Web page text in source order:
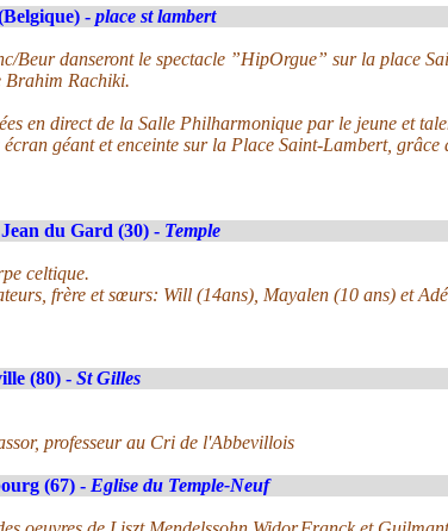
- place st lambert
Beur danseront le spectacle ”HipOrgue” sur la place
Brahim Rachiki.
en direct de la Salle Philharmonique par le jeune et
géant et enceinte sur la Place Saint-Lambert,
du Gard (30) - Temple
celtique.
frère et sœurs: Will (14ans), Mayalen (10 ans) et
(80) - St Gilles
professeur au Cri de l'Abbevillois
(67) - Eglise du Temple-Neuf